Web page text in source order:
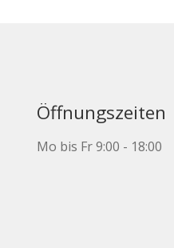
Öffnungszeiten
Mo bis Fr 9:00 - 18:00